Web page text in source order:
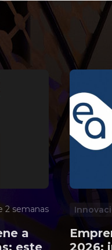
2 semanas
a
este
2026: